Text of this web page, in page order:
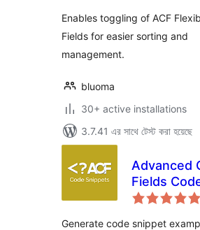
Enables toggling of ACF
Fields for easier sorting and
management.
bluoma
30+ active installations
3.7.41 এর সাথে টেস্ট করা হয়েছে
Advanced
Fields
Snippets
Generate code snippet